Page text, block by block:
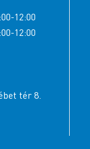
12:00
12:00
tér 8.